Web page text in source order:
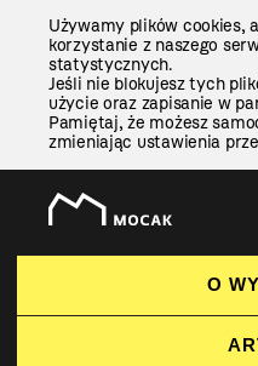
Używamy plików cookies,
korzystanie z naszego
statystycznych.
Jeśli nie blokujesz tych
użycie oraz zapisanie w
Pamiętaj, że możesz
zmieniając ustawienia
O